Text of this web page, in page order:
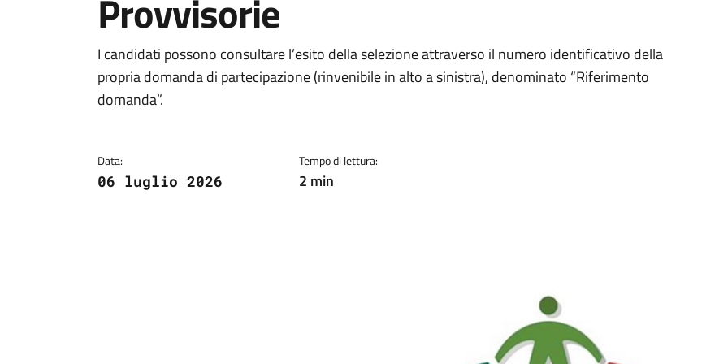
Provvisorie
Dettagli della notizia
I candidati possono consultare l’esito della selezione attraverso il numero identificativo della
propria domanda di partecipazione (rinvenibile in alto a sinistra), denominato “Riferimento
domanda”.
Data:
06 luglio 2026
Tempo di lettura:
2 min